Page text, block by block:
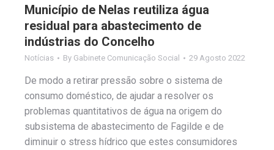
Município de Nelas reutiliza água
residual para abastecimento de
indústrias do Concelho
Notícias By Gabinete Comunicação Social 29 Agosto 2022
De modo a retirar pressão sobre o sistema de
consumo doméstico, de ajudar a resolver os
problemas quantitativos de água na origem do
subsistema de abastecimento de Fagilde e de
diminuir o stress hídrico que estes consumidores